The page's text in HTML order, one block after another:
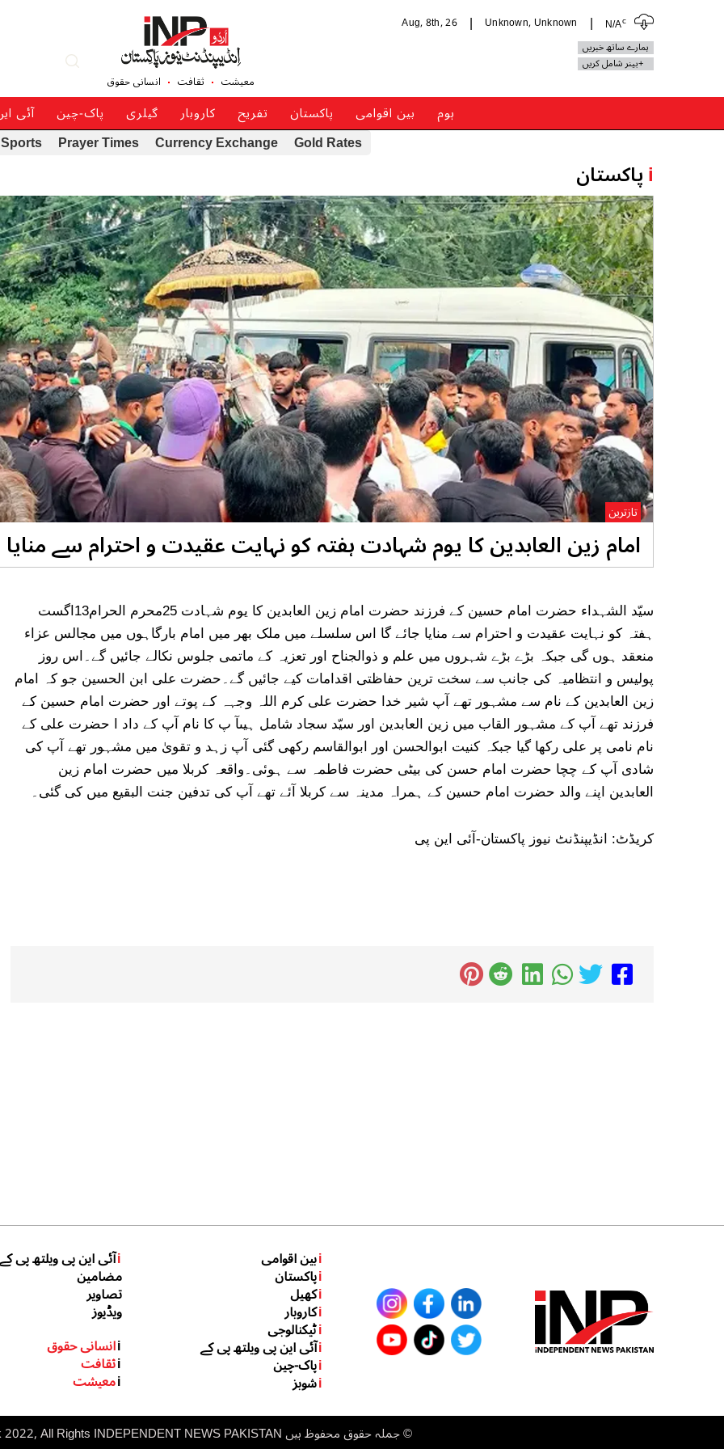
N/Ac
Unknown, Unknown
Aug, 8th, 26
ہمارے ساتھ خبریں
+بینر شامل کریں
معیشت ثقافت انسانی حقوق
ہوم بین اقوامی پاکستان تفریح کاروبار گیلری پاک-چین آئی
Gold Rates
Currency Exchange
Prayer Times
Sports
iپاکستان
امام زین العابدین کا یوم شہادت ہفتہ کو نہایت عقیدت و احترام سے منایا
تازترین
سیّد الشہداء حضرت امام حسین کے فرزند حضرت امام زین العابدین کا یوم شہادت 25محرم الحرام13اگست
ہفتہ کو نہایت عقیدت و احترام سے منایا جائے گا اس سلسلے میں ملک بھر میں امام بارگاہوں میں مجالس عزاء
منعقد ہوں گی جبکہ بڑے بڑے شہروں میں علم و ذوالجناح اور تعزیہ کے ماتمی جلوس نکالے جائیں گے۔اس روز
پولیس و انتظامیہ کی جانب سے سخت ترین حفاظتی اقدامات کیے جائیں گے۔حضرت علی ابن الحسین جو کہ امام
زین العابدین کے نام سے مشہور تھے آپ شیر خدا حضرت علی کرم اللہ وجہہ کے پوتے اور حضرت امام حسین کے
فرزند تھے آپ کے مشہور القاب میں زین العابدین اور سیّد سجاد شامل ہیںآ پ کا نام آپ کے داد ا حضرت علی کے
نام نامی پر علی رکھا گیا جبکہ کنیت ابوالحسن اور ابوالقاسم رکھی گئی آپ زہد و تقویٰ میں مشہور تھے آپ کی
شادی آپ کے چچا حضرت امام حسن کی بیٹی حضرت فاطمہ سے ہوئی۔واقعہ کربلا میں حضرت امام زین
العابدین اپنے والد حضرت امام حسین کے ہمراہ مدینہ سے کربلا آئے تھے آپ کی تدفین جنت البقیع میں کی گئی۔
کریڈٹ: انڈیپنڈنٹ نیوز پاکستان-آئی این پی
iبین اقوامی
iپاکستان
iکھیل
iکاروبار
iٹیکنالوجی
iآئی این پی ویلتھ پی کے
iپاک-چین
iشوبز
iآئی این پی ویلتھ پی کے
مضامین
تصاویر
ویڈیوز
iانسانی حقوق
iثقافت
iمعیشت
©جملہ حقوق محفوظ ہیں inp.net.pk 2022, All Rights INDEPENDENT NEWS PAKISTAN